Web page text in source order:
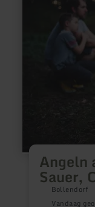
Angeln
Sauer,
Bollendorf
Vandaag
Grenzgewässern